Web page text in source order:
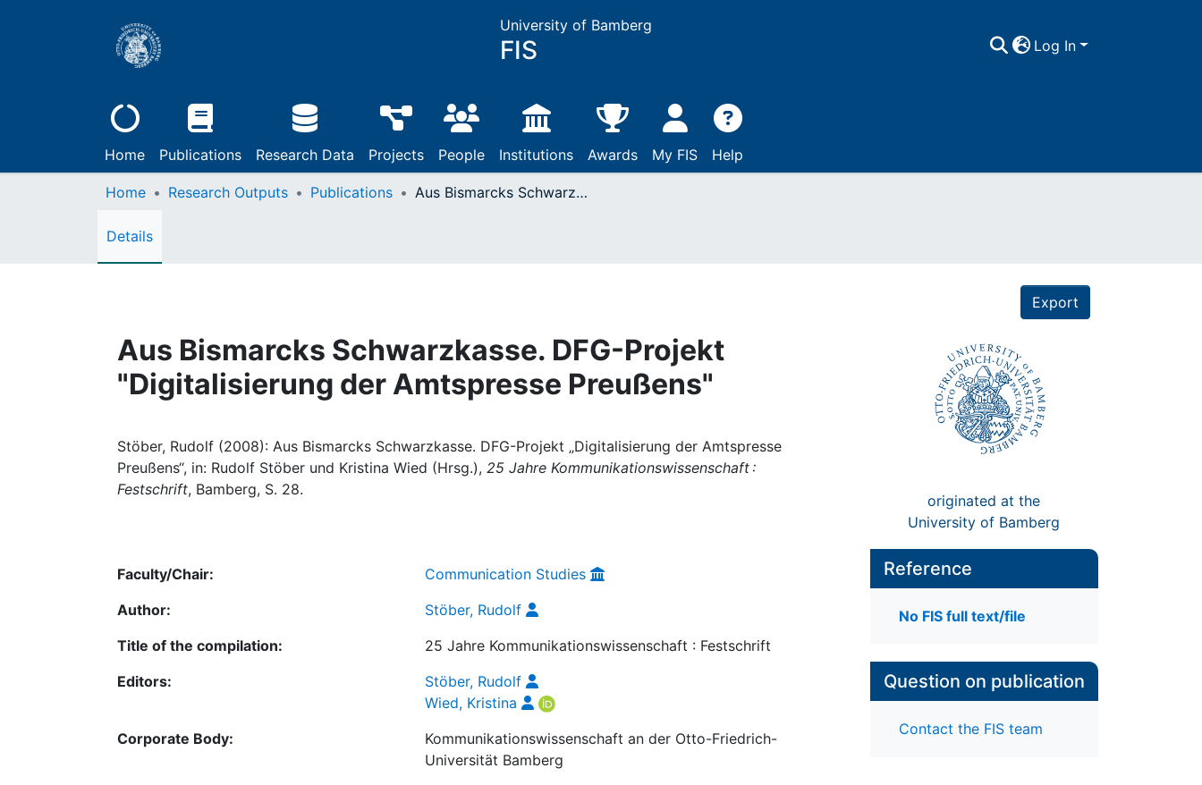
University of Bamberg
FIS Log In
Home Publications Research Data Projects People Institutions Awards My FIS Help
Home Research Outputs Publications Aus Bismarcks Schwarzkasse. DFG-Projekt "Digitalisierung der Amtspresse Preußens"
Details
Export
Aus Bismarcks Schwarzkasse. DFG-Projekt
"Digitalisierung der Amtspresse Preußens"
Stöber, Rudolf (2008): Aus Bismarcks Schwarzkasse. DFG-Projekt „Digitalisierung der Amtspresse
Preußens“, in: Rudolf Stöber und Kristina Wied (Hrsg.), 25 Jahre Kommunikationswissenschaft :
Festschrift, Bamberg, S. 28.
originated at the
University of Bamberg
Faculty/Chair:
Communication Studies
Author:
Stöber, Rudolf
Title of the compilation:
25 Jahre Kommunikationswissenschaft : Festschrift
Editors:
Stöber, Rudolf
Wied, Kristina
Corporate Body:
Kommunikationswissenschaft an der Otto-Friedrich-
Universität Bamberg
Reference
No FIS full text/file
Question on publication
Contact the FIS team